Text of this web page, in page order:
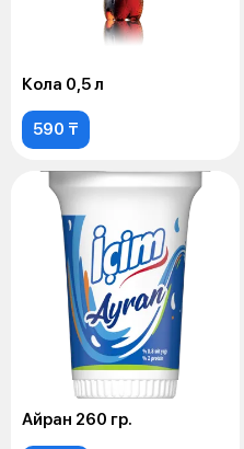
Кола 0,5 л
590 ₸
Айран 260 гр.